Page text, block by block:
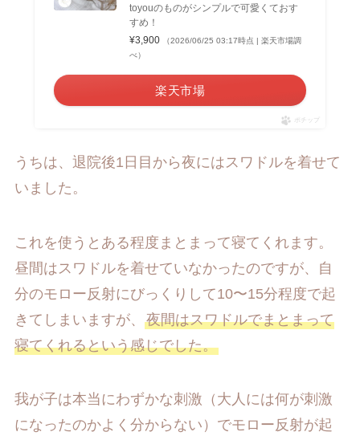
toyouのものがシンプルで可愛くておす
すめ！
¥3,900
（2026/06/25 03:17時点 | 楽天市場調
べ）
楽天市場
ポチップ
うちは、退院後1日目から夜にはスワドルを着せて
いました。
これを使うとある程度まとまって寝てくれます。
昼間はスワドルを着せていなかったのですが、自
分のモロー反射にびっくりして10〜15分程度で起
きてしまいますが、 夜間はスワドルでまとまって
寝てくれるという感じでした。
我が子は本当にわずかな刺激（大人には何が刺激
になったのかよく分からない）でモロー反射が起